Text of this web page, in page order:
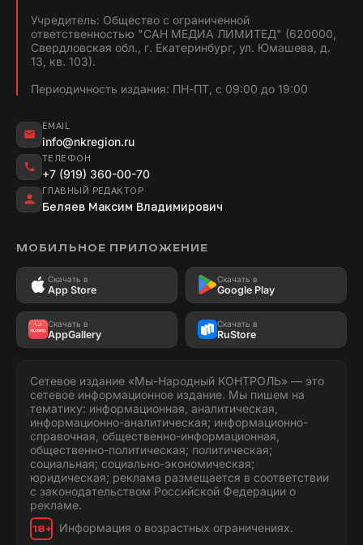
Учредитель: Общество с ограниченной
ответственностью "САН МЕДИА ЛИМИТЕД" (620000,
Свердловская обл., г. Екатеринбург, ул. Юмашева, д.
13, кв. 103).
Периодичность издания: ПН-ПТ, с 09:00 до 19:00
EMAIL
info@nkregion.ru
ТЕЛЕФОН
+7 (919) 360-00-70
ГЛАВНЫЙ РЕДАКТОР
Беляев Максим Владимирович
МОБИЛЬНОЕ ПРИЛОЖЕНИЕ
Скачать в
App Store
Скачать в
Google Play
Скачать в
AppGallery
Скачать в
RuStore
Сетевое издание «Мы-Народный КОНТРОЛЬ» — это
сетевое информационное издание. Мы пишем на
тематику: информационная, аналитическая,
информационно-аналитическая; информационно-
справочная, общественно-информационная,
общественно-политическая; политическая;
социальная; социально-экономическая;
юридическая; реклама размещается в соответствии
с законодательством Российской Федерации о
рекламе.
18+ Информация о возрастных ограничениях.